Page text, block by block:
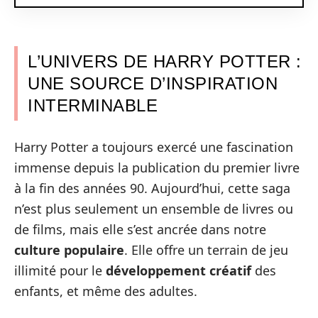
L’UNIVERS DE HARRY POTTER :
UNE SOURCE D’INSPIRATION
INTERMINABLE
Harry Potter a toujours exercé une fascination
immense depuis la publication du premier livre
à la fin des années 90. Aujourd’hui, cette saga
n’est plus seulement un ensemble de livres ou
de films, mais elle s’est ancrée dans notre
culture populaire. Elle offre un terrain de jeu
illimité pour le développement créatifdes
enfants, et même des adultes.